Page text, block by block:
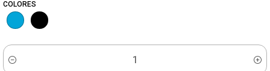
COLORES
Cantidad